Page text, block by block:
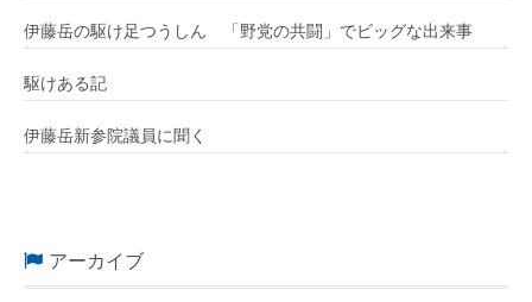
伊藤岳の駆け足つうしん 「野党の共闘」でビッグな出来事
駆けある記
伊藤岳新参院議員に聞く
アーカイブ